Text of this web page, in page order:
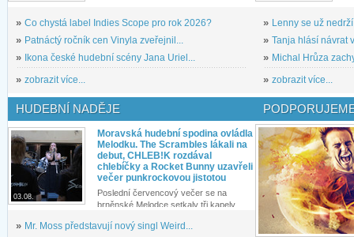
» Co chystá label Indies Scope pro rok 2026?
» Patnáctý ročník cen Vinyla zveřejnil...
»
Ikona české hudební scény Jana Uriel...
» zobrazit více...
» Lenny se už
» Tanja hlásí návrat
» Michal Hrůza
» zobrazit více...
HUDEBNÍ NADĚJE
03.08.
Moravská hudební spodina ovládla
Melodku. The Scrambles lákali na
debut, CHLEB!K rozdával
chlebíčky a Rocket Bunny uzavřeli
večer punkrockovou jistotou
Poslední červencový večer se na
brněnské Melodce setkaly tři kapely...
» Mr. Moss představují nový singl Weird...